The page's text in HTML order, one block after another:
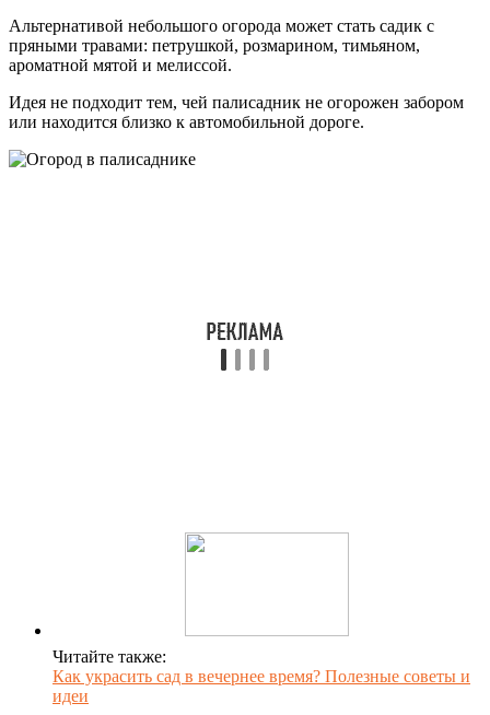
Альтернативой небольшого огорода может стать садик с
пряными травами: петрушкой, розмарином, тимьяном,
ароматной мятой и мелиссой.
Идея не подходит тем, чей палисадник не огорожен забором
или находится близко к автомобильной дороге.
Читайте также:
Как украсить сад в вечернее время? Полезные советы и
идеи